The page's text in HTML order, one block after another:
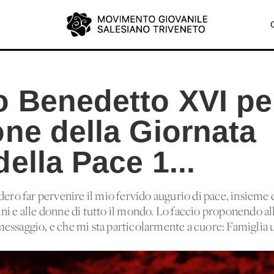
Benedetto XVI
della Giornata
Pace 1...
far pervenire il mio fervido augurio di pace, insieme
e alle donne di tutto il mondo. Lo faccio proponendo
e che mi sta particolarmente a cuore: Famiglia